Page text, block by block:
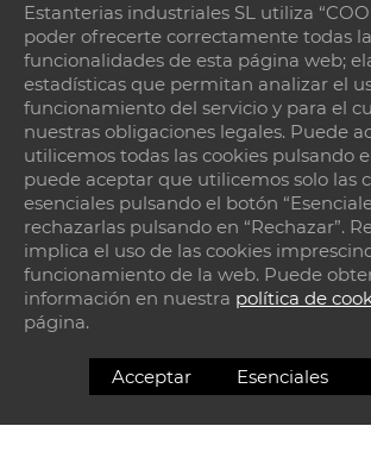
Horario :
De lunes a sábado
08:00 – 14:00 / 15:00 – 18:00
Visítanos
Cami pas del aigua, 9
Estanterias industriales SL utiliza
poder ofrecerte correctamente todas
funcionalidades de esta página web;
estadísticas que permitan analizar el
funcionamiento del servicio y para el
nuestras obligaciones legales. Puede
utilicemos todas las cookies pulsando
puede aceptar que utilicemos solo las
esenciales pulsando el botón
rechazarlas pulsando en “Rechazar”.
implica el uso de las cookies
funcionamiento de la web. Puede
información en nuestra política de
página.
Acceptar Esenciales